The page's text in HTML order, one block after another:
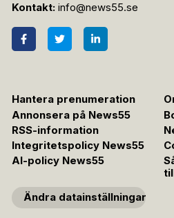
Kontakt: info@news55.se
Hantera prenumeration
Annonsera på News55
RSS-information
Integritetspolicy News55
AI-policy News55
Ändra datainställningar